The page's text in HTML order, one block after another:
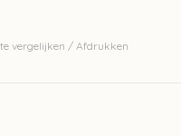
terug.
vergelijken / Afdrukken